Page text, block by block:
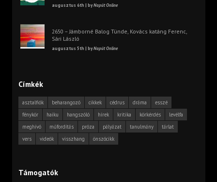
augusztus 6th | byNapút Online
2650 – Jámborné Balog Tünde, Kovács katáng Ferenc,
Sári László
augusztus 5th | byNapút Online
Címkék
asztalfiók beharangozó cikkek cédrus dráma
esszé
fénykör
haiku hangszóló hírek kritika körkérdés
levélfa
meghívó
műfordítás próza pályázat tanulmány
tárlat
vers
videók visszhang önszócikk
Támogatók